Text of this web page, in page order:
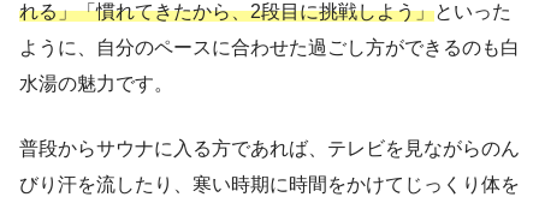
れる」「慣れてきたから、2段目に挑戦しよう」といった
ように、自分のペースに合わせた過ごし方ができるのも白
水湯の魅力です。
普段からサウナに入る方であれば、テレビを見ながらのん
びり汗を流したり、寒い時期に時間をかけてじっくり体を